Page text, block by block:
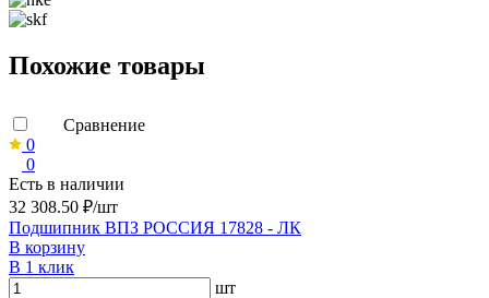
Похожие товары
Сравнение
0
0
Есть в наличии
32 308.50 ₽/шт
Подшипник ВПЗ РОССИЯ 17828 - ЛК
В корзину
В 1 клик
шт